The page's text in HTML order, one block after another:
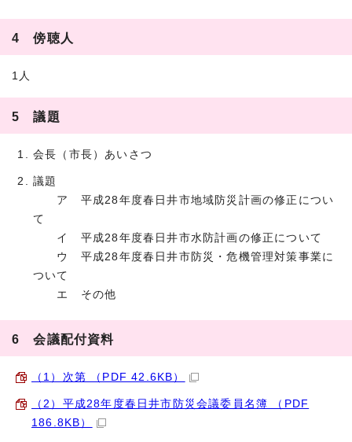
4 傍聴人
1人
5 議題
会長（市長）あいさつ
議題
ア 平成28年度春日井市地域防災計画の修正につい
て
イ 平成28年度春日井市水防計画の修正について
ウ 平成28年度春日井市防災・危機管理対策事業に
ついて
エ その他
6 会議配付資料
（1）次第 （PDF 42.6KB）
（2）平成28年度春日井市防災会議委員名簿 （PDF
186.8KB）